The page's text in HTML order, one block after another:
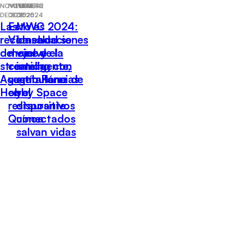
NOVIEMBRE
DE 2025
Las
recomendaciones
del cine y el
streaming con
Agustín Pérez de
Hobby Space
NOVIEMBRE
DE 2025
Esto es
Vida: Lo
mejor de la
comida
vegetariana
en el
restaurante
Quínoa
FEBRERO
DE 2024
MWC 2024:
La salud se
vuelve
inteligente,
ambulancias
y
dispositivos
conectados
salvan vidas